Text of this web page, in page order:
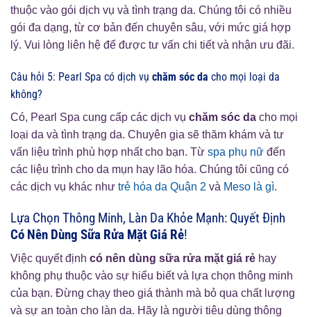
thuộc vào gói dịch vụ và tình trạng da. Chúng tôi có nhiều
gói đa dạng, từ cơ bản đến chuyên sâu, với mức giá hợp
lý. Vui lòng liên hệ để được tư vấn chi tiết và nhận ưu đãi.
Câu hỏi 5: Pearl Spa có dịch vụ chăm sóc da cho mọi loại da
không?
Có, Pearl Spa cung cấp các dịch vụ chăm sóc da cho mọi
loại da và tình trạng da. Chuyên gia sẽ thăm khám và tư
vấn liệu trình phù hợp nhất cho bạn. Từ spa phụ nữ đến
các liệu trình cho da mụn hay lão hóa. Chúng tôi cũng có
các dịch vụ khác như trẻ hóa da Quận 2 và Meso là gì.
Lựa Chọn Thông Minh, Làn Da Khỏe Mạnh: Quyết Định
Có Nên Dùng Sữa Rửa Mặt Giá Rẻ!
Việc quyết định có nên dùng sữa rửa mặt giá rẻ hay
không phụ thuộc vào sự hiểu biết và lựa chọn thông minh
của bạn. Đừng chạy theo giá thành mà bỏ qua chất lượng
và sự an toàn cho làn da. Hãy là người tiêu dùng thông